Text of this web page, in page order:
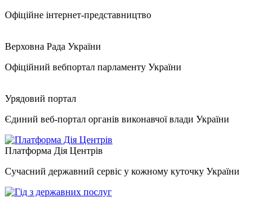
Офіційне інтернет-представництво
Верховна Рада України
Офіційний вебпортал парламенту України
Урядовий портал
Єдиний веб-портал органів виконавчої влади України
Платформа Дія Центрів
Сучасний державний сервіс у кожному куточку України